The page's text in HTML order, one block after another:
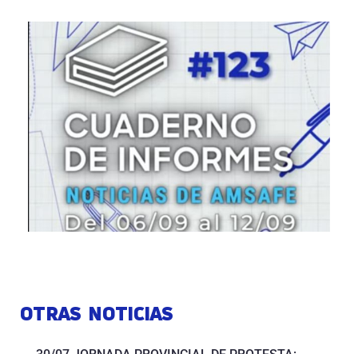
OTRAS NOTICIAS